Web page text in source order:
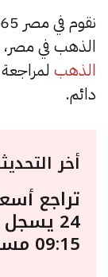
الذهب في
الذهب
دائم.
أخر
تراجع
09:15 مساءًا